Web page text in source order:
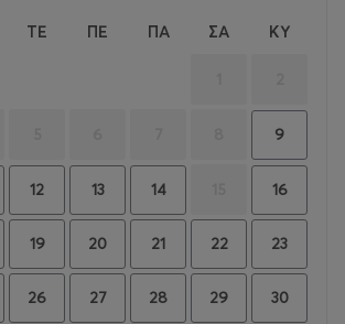
ΤΕ ΠΕ ΠΑ ΣΑ ΚΥ
9
12 13 14 16
19 20 21 22 23
26 27 28 29 30